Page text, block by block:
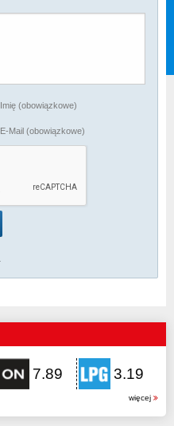
Imię (obowiązkowe)
E-Mail (obowiązkowe)
7.89 3.19
więcej